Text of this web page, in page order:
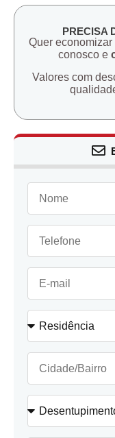
PRECISA
Quer
conosco e
Valores com